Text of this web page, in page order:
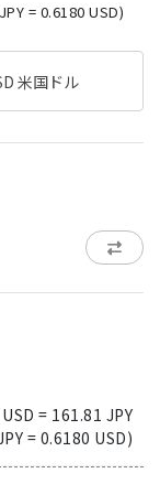
= 0.6180 USD)
米国ドル
= 161.81 JPY
= 0.6180 USD)